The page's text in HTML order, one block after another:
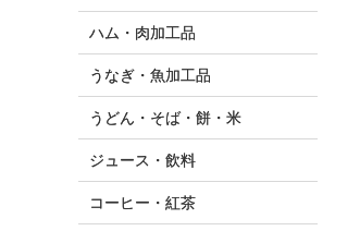
ハム・肉加工品
うなぎ・魚加工品
うどん・そば・餅・米
ジュース・飲料
コーヒー・紅茶